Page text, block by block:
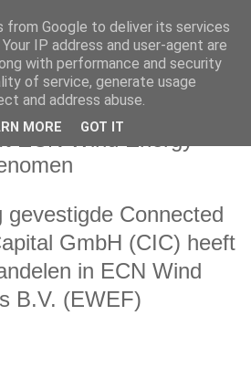
2020
ECN Wind Energy
gevestigde Connected
GmbH (CIC) heeft
in ECN Wind
B.V. (EWEF)
from Google to deliver its services
IP address and user-agent are
with performance and security
of service, generate usage
and address abuse.
MORE GOT IT